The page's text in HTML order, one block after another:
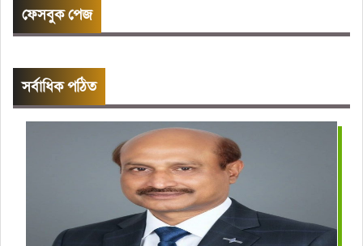
ফেসবুক পেজ
সর্বাধিক পঠিত